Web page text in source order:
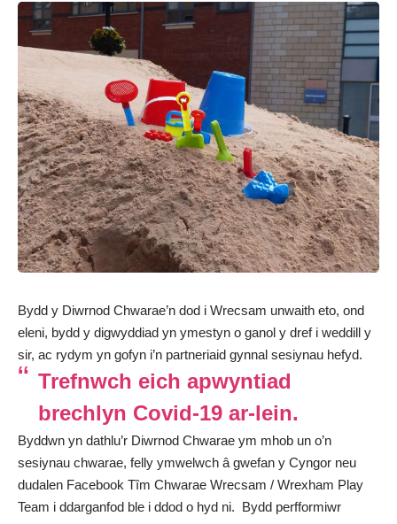
Bydd y Diwrnod Chwarae’n dod i Wrecsam unwaith eto, ond
eleni, bydd y digwyddiad yn ymestyn o ganol y dref i weddill y
sir, ac rydym yn gofyn i’n partneriaid gynnal sesiynau hefyd.
Trefnwch eich apwyntiad
brechlyn Covid-19 ar-lein.
Byddwn yn dathlu’r Diwrnod Chwarae ym mhob un o’n
sesiynau chwarae, felly ymwelwch â gwefan y Cyngor neu
dudalen Facebook Tîm Chwarae Wrecsam / Wrexham Play
Team i ddarganfod ble i ddod o hyd ni. Bydd perfformiwr